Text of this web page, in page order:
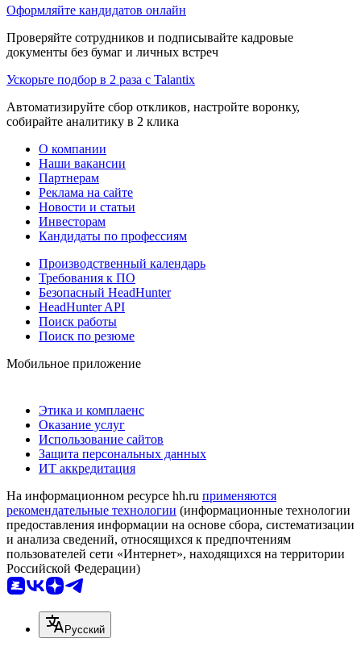
Оформляйте кандидатов онлайн
Проверяйте сотрудников и подписывайте кадровые
документы без бумаг и личных встреч
Ускорьте подбор в 2 раза с Talantix
Автоматизируйте сбор откликов, настройте воронку,
собирайте аналитику в 2 клика
О компании
Наши вакансии
Партнерам
Реклама на сайте
Новости и статьи
Инвесторам
Кандидаты по профессиям
Производственный календарь
Требования к ПО
Безопасный HeadHunter
HeadHunter API
Поиск работы
Поиск по резюме
Мобильное приложение
Этика и комплаенс
Оказание услуг
Использование сайтов
Защита персональных данных
ИТ аккредитация
На информационном ресурсе hh.ru применяются
рекомендательные технологии (информационные технологии
предоставления информации на основе сбора, систематизации
и анализа сведений, относящихся к предпочтениям
пользователей сети «Интернет», находящихся на территории
Российской Федерации)
Русский